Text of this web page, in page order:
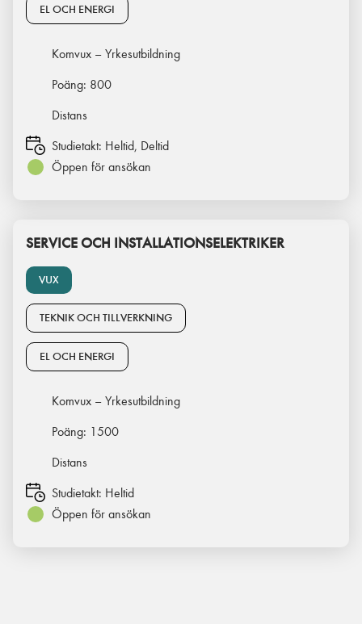
EL OCH ENERGI
Komvux – Yrkesutbildning
Poäng: 800
Distans
Studietakt: Heltid, Deltid
Öppen för ansökan
VUX
SERVICE OCH INSTALLATIONSELEKTRIKER
TEKNIK OCH TILLVERKNING
EL OCH ENERGI
Komvux – Yrkesutbildning
Poäng: 1500
Distans
Studietakt: Heltid
Öppen för ansökan